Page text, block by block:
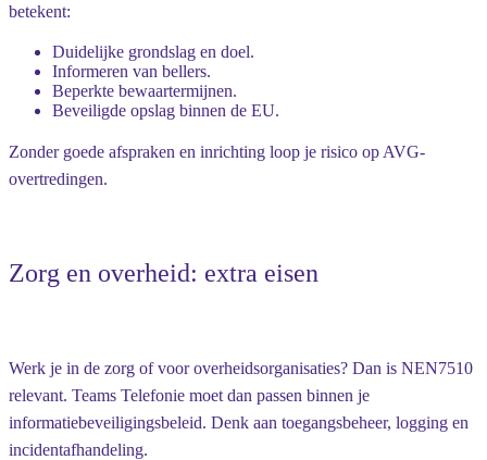
betekent:
Duidelijke grondslag en doel.
Informeren van bellers.
Beperkte bewaartermijnen.
Beveiligde opslag binnen de EU.
Zonder goede afspraken en inrichting loop je risico op AVG-
overtredingen.
Zorg en overheid: extra eisen
Werk je in de zorg of voor overheidsorganisaties? Dan is NEN7510
relevant. Teams Telefonie moet dan passen binnen je
informatiebeveiligingsbeleid. Denk aan toegangsbeheer, logging en
incidentafhandeling.